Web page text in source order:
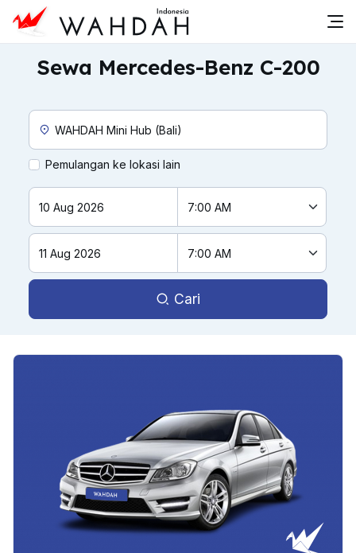
Sewa Mercedes-Benz C-200
Custom Pickup Location
Pemulangan ke lokasi lain
Cari